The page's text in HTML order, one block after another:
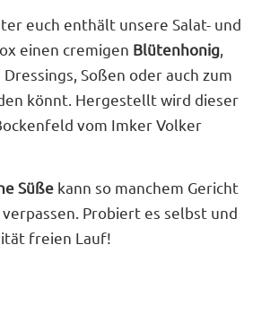
euch enthält unsere Salat- und
einen cremigen Blütenhonig
Soßen oder auch zum
könnt. Hergestellt wird dieser
vom Imker Volker
Süße kann so manchem Gericht
Probiert es selbst und
freien Lauf!